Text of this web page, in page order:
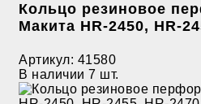
Кольцо резиновое
Макита HR-2450, HR-
Артикул: 41580
В наличии 7 шт.